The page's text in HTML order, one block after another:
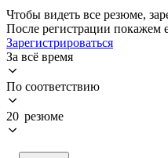
Чтобы видеть все резюме,
После регистрации покажем
Зарегистрироваться
За всё время
По соответствию
20 резюме